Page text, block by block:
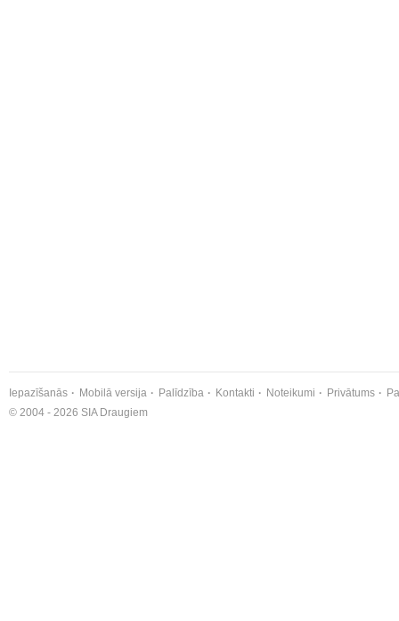
Iepazīšanās Mobilā versija Palīdzība Kontakti Noteikumi Privātums
© 2004 - 2026 SIA Draugiem